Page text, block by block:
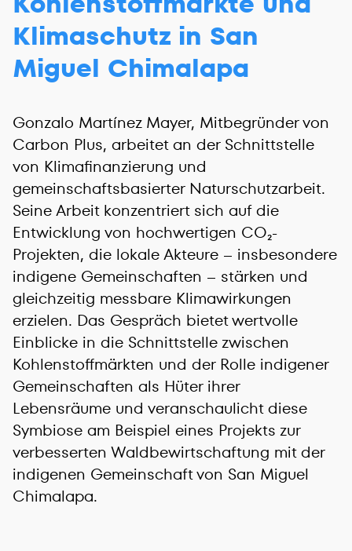
Klimaschutz in San
Miguel Chimalapa
Gonzalo Martínez Mayer, Mitbegründer von
Carbon Plus, arbeitet an der Schnittstelle
von Klimafinanzierung und
gemeinschaftsbasierter Naturschutzarbeit.
Seine Arbeit konzentriert sich auf die
Entwicklung von hochwertigen CO₂-
Projekten, die lokale Akteure – insbesondere
indigene Gemeinschaften – stärken und
gleichzeitig messbare Klimawirkungen
erzielen. Das Gespräch bietet wertvolle
Einblicke in die Schnittstelle zwischen
Kohlenstoffmärkten und der Rolle indigener
Gemeinschaften als Hüter ihrer
Lebensräume und veranschaulicht diese
Symbiose am Beispiel eines Projekts zur
verbesserten Waldbewirtschaftung mit der
indigenen Gemeinschaft von San Miguel
Chimalapa.